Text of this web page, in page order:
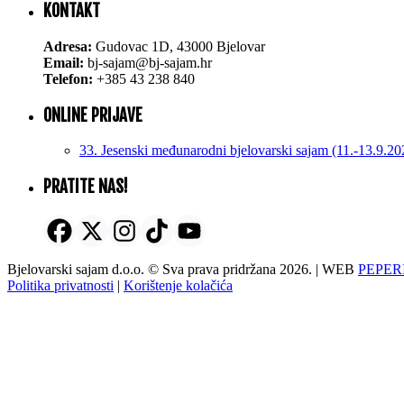
KONTAKT
Adresa: Gudovac 1D, 43000 Bjelovar
Email: bj-sajam@bj-sajam.hr
Telefon: +385 43 238 840
ONLINE PRIJAVE
33. Jesenski međunarodni bjelovarski sajam (11.-
PRATITE NAS!
Bjelovarski sajam d.o.o. © Sva prava pridržana 2026. | WEB
Politika privatnosti | Korištenje kolačića